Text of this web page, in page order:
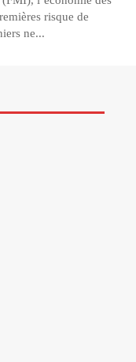
risque de
ne...